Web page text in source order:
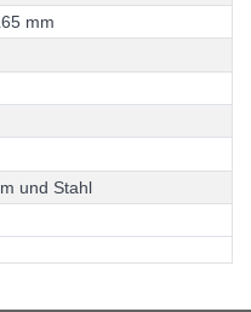
65 mm
m und Stahl